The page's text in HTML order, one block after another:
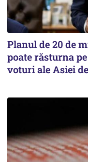
Planul de 20 de
poate răsturna
voturi ale Asiei